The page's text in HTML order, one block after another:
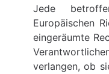
Jede
Europäischen
eingeräumte
verlangen, ob